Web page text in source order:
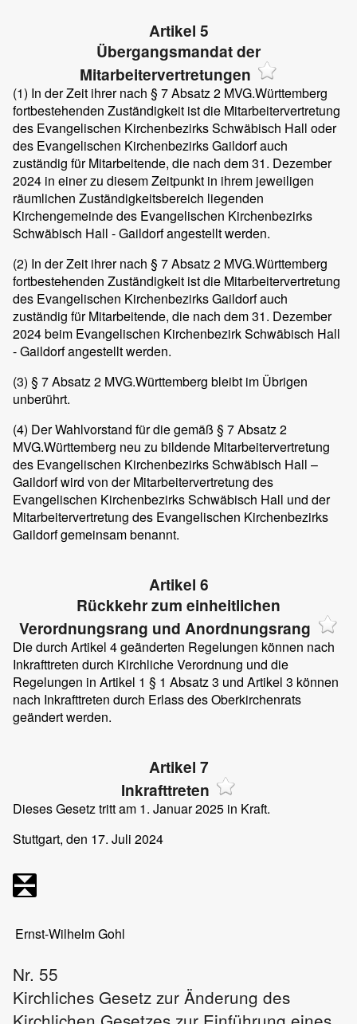
Artikel 5
Übergangsmandat der
Mitarbeitervertretungen
(1) In der Zeit ihrer nach § 7 Absatz 2 MVG.Württemberg
fortbestehenden Zuständigkeit ist die Mitarbeitervertretung
des Evangelischen Kirchenbezirks Schwäbisch Hall oder
des Evangelischen Kirchenbezirks Gaildorf auch
zuständig für Mitarbeitende, die nach dem 31. Dezember
2024 in einer zu diesem Zeitpunkt in ihrem jeweiligen
räumlichen Zuständigkeitsbereich liegenden
Kirchengemeinde des Evangelischen Kirchenbezirks
Schwäbisch Hall - Gaildorf angestellt werden.
(2) In der Zeit ihrer nach § 7 Absatz 2 MVG.Württemberg
fortbestehenden Zuständigkeit ist die Mitarbeitervertretung
des Evangelischen Kirchenbezirks Gaildorf auch
zuständig für Mitarbeitende, die nach dem 31. Dezember
2024 beim Evangelischen Kirchenbezirk Schwäbisch Hall
- Gaildorf angestellt werden.
(3) § 7 Absatz 2 MVG.Württemberg bleibt im Übrigen
unberührt.
(4) Der Wahlvorstand für die gemäß § 7 Absatz 2
MVG.Württemberg neu zu bildende Mitarbeitervertretung
des Evangelischen Kirchenbezirks Schwäbisch Hall –
Gaildorf wird von der Mitarbeitervertretung des
Evangelischen Kirchenbezirks Schwäbisch Hall und der
Mitarbeitervertretung des Evangelischen Kirchenbezirks
Gaildorf gemeinsam benannt.
Artikel 6
Rückkehr zum einheitlichen
Verordnungsrang und Anordnungsrang
Die durch Artikel 4 geänderten Regelungen können nach
Inkrafttreten durch Kirchliche Verordnung und die
Regelungen in Artikel 1 § 1 Absatz 3 und Artikel 3 können
nach Inkrafttreten durch Erlass des Oberkirchenrats
geändert werden.
Artikel 7
Inkrafttreten
Dieses Gesetz tritt am 1. Januar 2025 in Kraft.
Stuttgart, den 17. Juli 2024
Ernst-Wilhelm Gohl
Nr. 55
Kirchliches Gesetz zur Änderung des